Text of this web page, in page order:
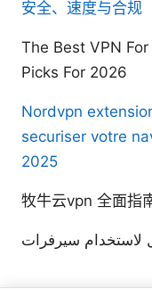
安全、速度与合规
The Best VPN
Picks For 2026
Nordvpn
securiser votre
2025
牧牛云vpn 全面指